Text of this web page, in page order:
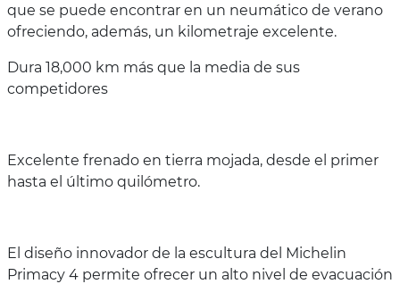
que se puede encontrar en un neumático de verano
ofreciendo, además, un kilometraje excelente.
Dura 18,000 km más que la media de sus
competidores
Excelente frenado en tierra mojada, desde el primer
hasta el último quilómetro.
El diseño innovador de la escultura del Michelin
Primacy 4 permite ofrecer un alto nivel de evacuación